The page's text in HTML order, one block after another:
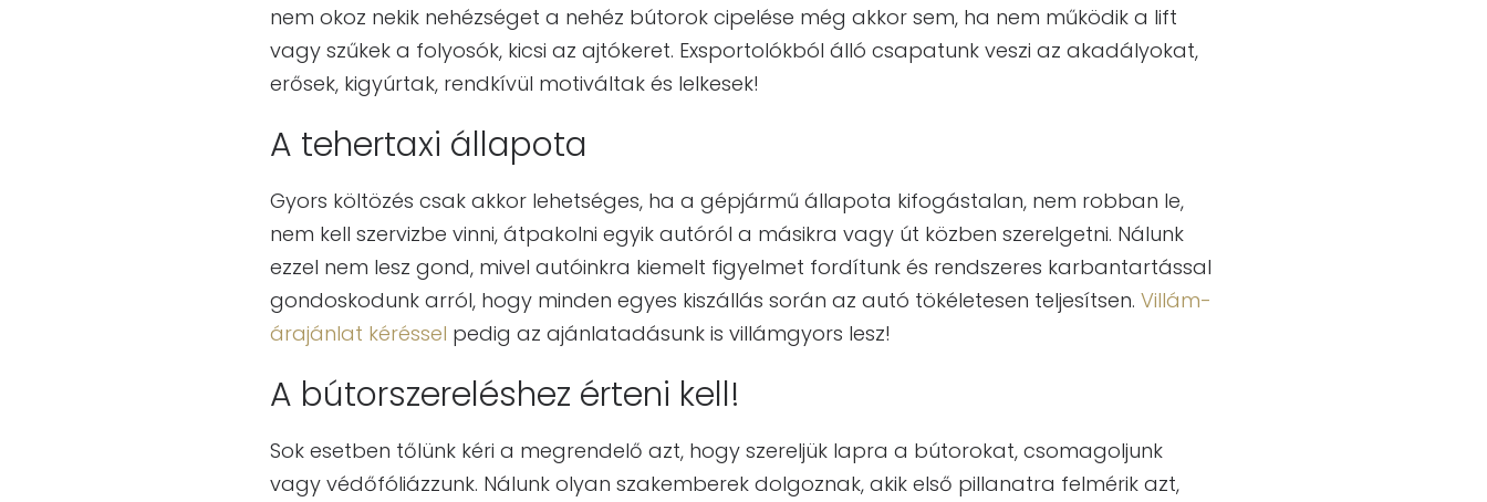
nem okoz nekik nehézséget a nehéz bútorok cipelése még akkor sem, ha nem működik a lift
vagy szűkek a folyosók, kicsi az ajtókeret. Exsportolókból álló csapatunk veszi az akadályokat,
erősek, kigyúrtak, rendkívül motiváltak és lelkesek!
A tehertaxi állapota
Gyors költözés csak akkor lehetséges, ha a gépjármű állapota kifogástalan, nem robban le,
nem kell szervizbe vinni, átpakolni egyik autóról a másikra vagy út közben szerelgetni. Nálunk
ezzel nem lesz gond, mivel autóinkra kiemelt figyelmet fordítunk és rendszeres karbantartással
gondoskodunk arról, hogy minden egyes kiszállás során az autó tökéletesen teljesítsen. Villám-
árajánlat kéréssel pedig az ajánlatadásunk is villámgyors lesz!
A bútorszereléshez érteni kell!
Sok esetben tőlünk kéri a megrendelő azt, hogy szereljük lapra a bútorokat, csomagoljunk
vagy védőfóliázzunk. Nálunk olyan szakemberek dolgoznak, akik első pillanatra felmérik azt,